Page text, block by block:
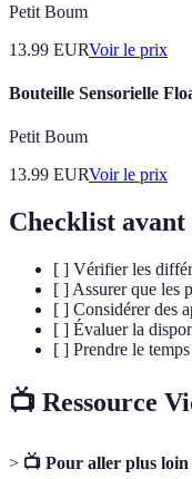
Petit Boum
13.99 EURVoir le prix
Bouteille Sensorielle
Petit Boum
13.99 EURVoir le prix
Checklist avant
[ ] Vérifier les
[ ] Assurer que les
[ ] Considérer des
[ ] Évaluer la
[ ] Prendre le
📺 Ressource
> 📺 Pour aller plus loin